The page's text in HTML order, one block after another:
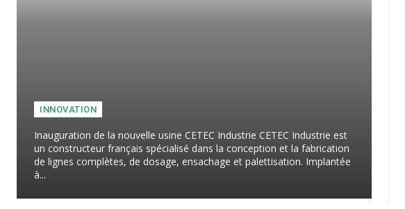
INNOVATION
Inauguration de la nouvelle usine CETEC Industrie CETEC Industrie est
un constructeur français spécialisé dans la conception et la fabrication
de lignes complètes, de dosage, ensachage et palettisation. Implantée
à...